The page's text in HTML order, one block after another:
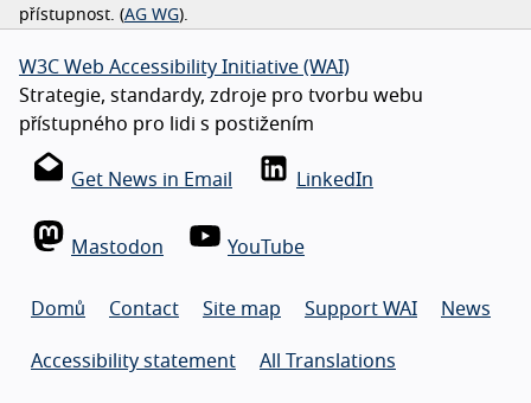
přístupnost. (AG WG).
W3C Web Accessibility Initiative (WAI)
Strategie, standardy, zdroje pro tvorbu webu
přístupného pro lidi s postižením
Get News in Email LinkedIn
Mastodon YouTube
Domů Contact Site map Support WAI News
Accessibility statement All Translations